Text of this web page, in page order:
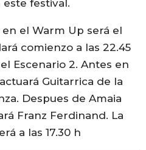
este festival.
el Warm Up será el
comienzo a las 22.45
Escenario 2. Antes en
Guitarrica de la
Despues de Amaia
Franz Ferdinand. La
a las 17.30 h